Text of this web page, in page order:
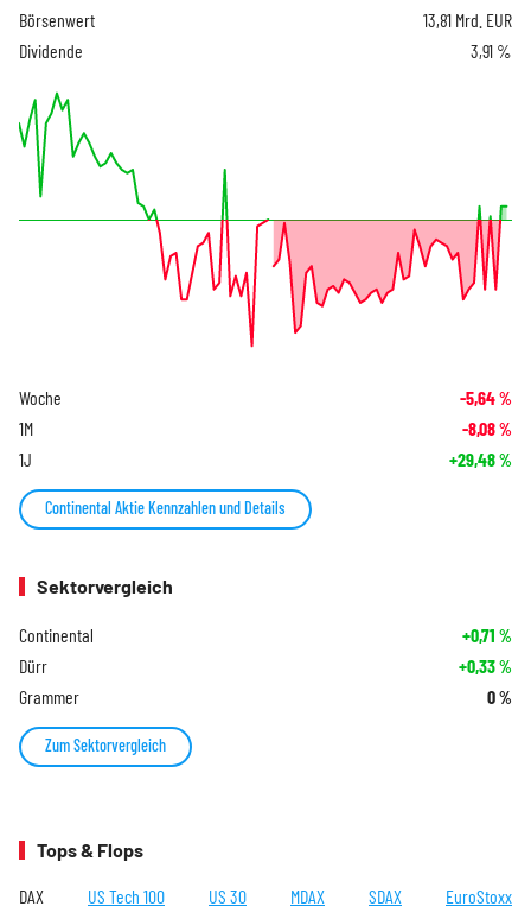
Börsenwert
13,81 Mrd. EUR
Dividende
3,91 %
Woche -5,64%
1M -8,08%
1J +29,48%
Continental Aktie Kennzahlen und Details
Sektorvergleich
Continental +0,71 %
Dürr +0,33%
Grammer 0%
Zum Sektorvergleich
Tops & Flops
DAX US Tech 100 US 30 MDAX SDAX EuroStoxx